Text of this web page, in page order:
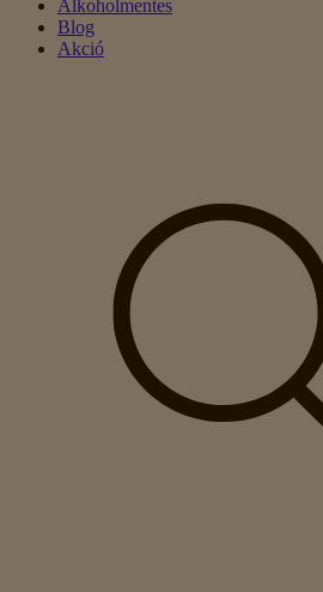
Alkoholmentes
Blog
Akció